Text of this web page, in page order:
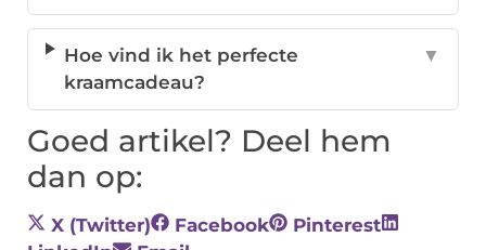
Hoe vind ik het perfecte
kraamcadeau?
▼
Goed artikel? Deel hem
dan op:
X (Twitter) Facebook
Pinterest